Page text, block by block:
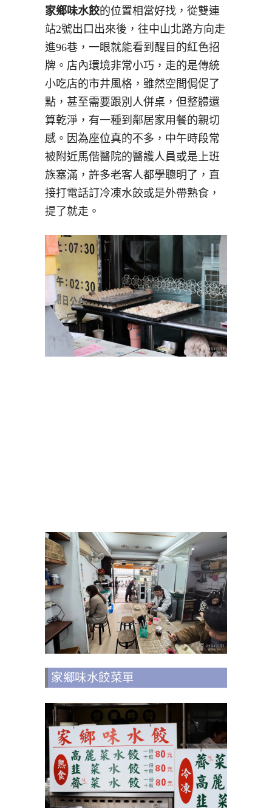
家鄉味水餃的位置相當好找，從雙連
站2號出口出來後，往中山北路方向走
進96巷，一眼就能看到醒目的紅色招
牌。店內環境非常小巧，走的是傳統
小吃店的市井風格，雖然空間侷促了
點，甚至需要跟別人併桌，但整體還
算乾淨，有一種到鄰居家用餐的親切
感。因為座位真的不多，中午時段常
被附近馬偕醫院的醫護人員或是上班
族塞滿，許多老客人都學聰明了，直
接打電話訂冷凍水餃或是外帶熟食，
提了就走。
家鄉味水餃菜單